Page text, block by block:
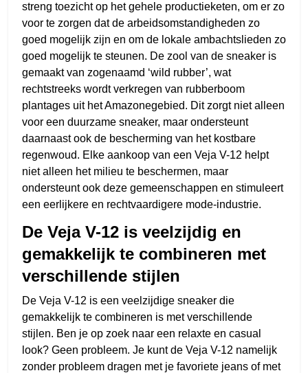
streng toezicht op het gehele productieketen, om er zo
voor te zorgen dat de arbeidsomstandigheden zo
goed mogelijk zijn en om de lokale ambachtslieden zo
goed mogelijk te steunen. De zool van de sneaker is
gemaakt van zogenaamd ‘wild rubber’, wat
rechtstreeks wordt verkregen van rubberboom
plantages uit het Amazonegebied. Dit zorgt niet alleen
voor een duurzame sneaker, maar ondersteunt
daarnaast ook de bescherming van het kostbare
regenwoud. Elke aankoop van een Veja V-12 helpt
niet alleen het milieu te beschermen, maar
ondersteunt ook deze gemeenschappen en stimuleert
een eerlijkere en rechtvaardigere mode-industrie.
De Veja V-12 is veelzijdig en
gemakkelijk te combineren met
verschillende stijlen
De Veja V-12 is een veelzijdige sneaker die
gemakkelijk te combineren is met verschillende
stijlen. Ben je op zoek naar een relaxte en casual
look? Geen probleem. Je kunt de Veja V-12 namelijk
zonder probleem dragen met je favoriete jeans of met